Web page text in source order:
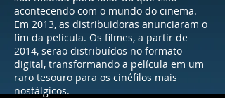
acontecendo com o mundo do cinema.
Em 2013, as distribuidoras anunciaram o
fim da película. Os filmes, a partir de
2014, serão distribuídos no formato
digital, transformando a película em um
raro tesouro para os cinéfilos mais
nostálgicos.